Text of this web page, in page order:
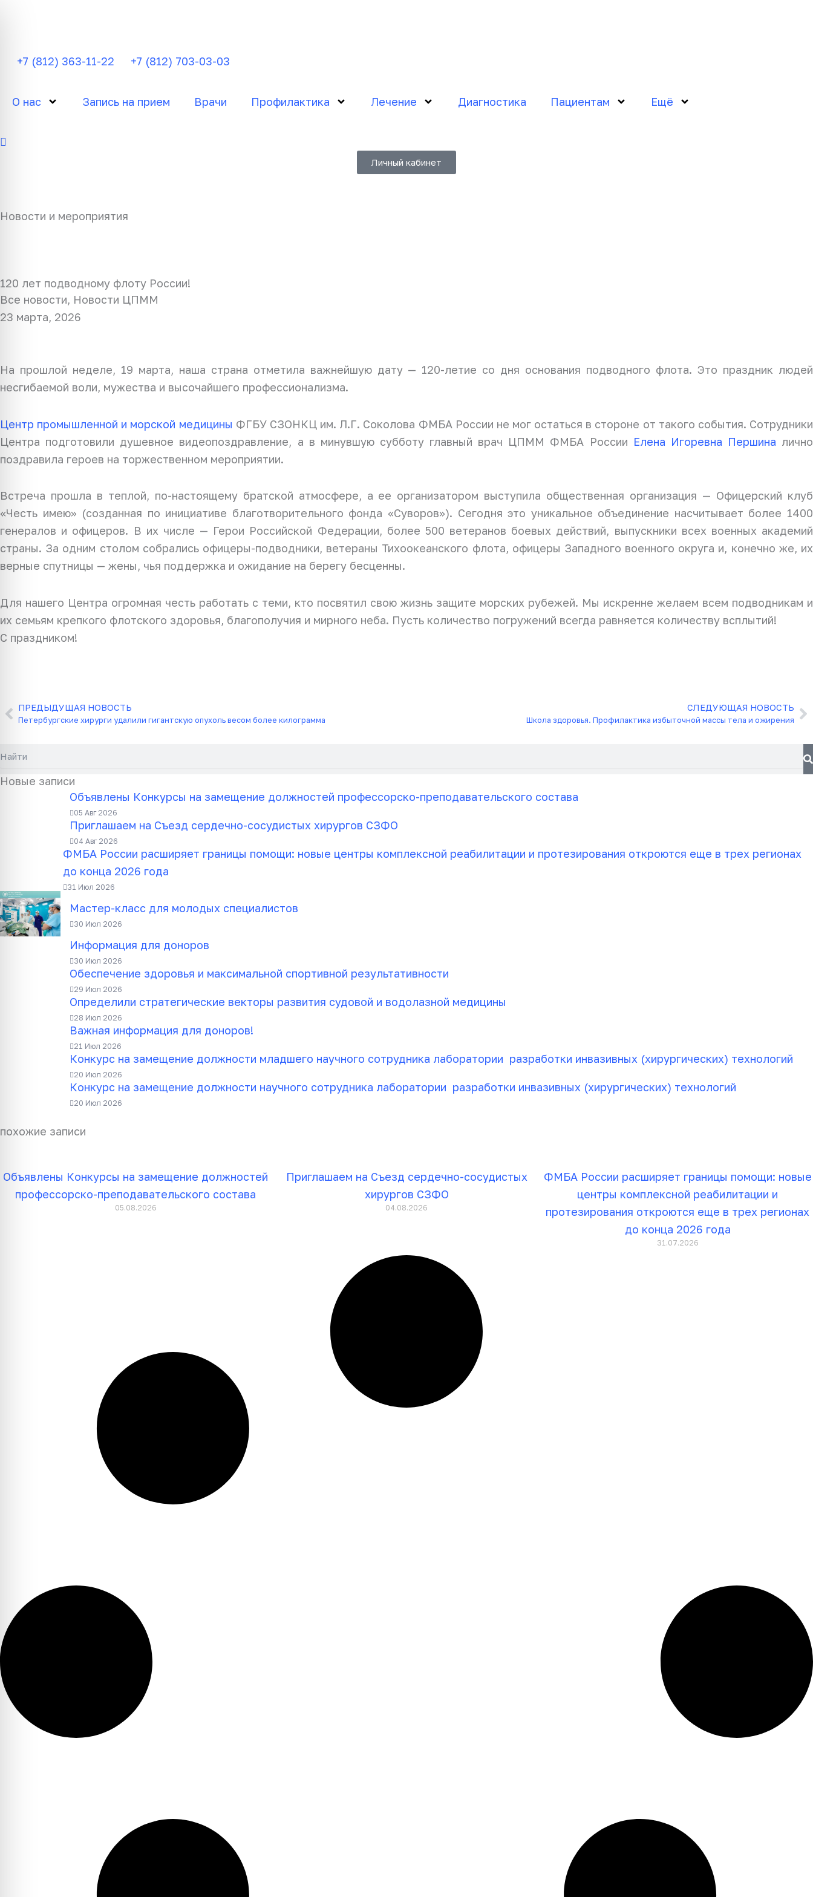
+7 (812) 363-11-22
+7 (812) 703-03-03
О нас Запись на прием Врачи Профилактика Лечение Диагностика Пациентам Ещё
Личный кабинет
Новости и мероприятия
120 лет подводному флоту России!
Все новости, Новости ЦПММ
23 марта, 2026
На прошлой неделе, 19 марта, наша страна отметила важнейшую дату — 120-летие со дня основания подводного флота. Это праздник людей
несгибаемой воли, мужества и высочайшего профессионализма.
Центр промышленной и морской медицины ФГБУ СЗОНКЦ им. Л.Г. Соколова ФМБА России не мог остаться в стороне от такого события. Сотрудники
Центра подготовили душевное видеопоздравление, а в минувшую субботу главный врач ЦПММ ФМБА России Елена Игоревна Першина лично
поздравила героев на торжественном мероприятии.
Встреча прошла в теплой, по-настоящему братской атмосфере, а ее организатором выступила общественная организация — Офицерский клуб
«Честь имею» (созданная по инициативе благотворительного фонда «Суворов»). Сегодня это уникальное объединение насчитывает более 1400
генералов и офицеров. В их числе — Герои Российской Федерации, более 500 ветеранов боевых действий, выпускники всех военных академий
страны. За одним столом собрались офицеры-подводники, ветераны Тихоокеанского флота, офицеры Западного военного округа и, конечно же, их
верные спутницы — жены, чья поддержка и ожидание на берегу бесценны.
Для нашего Центра огромная честь работать с теми, кто посвятил свою жизнь защите морских рубежей. Мы искренне желаем всем подводникам и
их семьям крепкого флотского здоровья, благополучия и мирного неба. Пусть количество погружений всегда равняется количеству всплытий!
С праздником!
Назад
ПРЕДЫДУЩАЯ НОВОСТЬ
Петербургские хирурги удалили гигантскую опухоль весом более килограмма
СЛЕДУЮЩАЯ НОВОСТЬ
Школа здоровья. Профилактика избыточной массы тела и ожирения
Новые записи
Объявлены Конкурсы на замещение должностей профессорско-преподавательского состава
05 Авг 2026
Приглашаем на Съезд сердечно-сосудистых хирургов СЗФО
04 Авг 2026
ФМБА России расширяет границы помощи: новые центры комплексной реабилитации и протезирования откроются еще в трех регионах
до конца 2026 года
31 Июл 2026
Мастер-класс для молодых специалистов
30 Июл 2026
Информация для доноров
30 Июл 2026
Обеспечение здоровья и максимальной спортивной результативности
29 Июл 2026
Определили стратегические векторы развития судовой и водолазной медицины
28 Июл 2026
Важная информация для доноров!
21 Июл 2026
Конкурс на замещение должности младшего научного сотрудника лаборатории разработки инвазивных (хирургических) технологий
20 Июл 2026
Конкурс на замещение должности научного сотрудника лаборатории разработки инвазивных (хирургических) технологий
20 Июл 2026
похожие записи
Объявлены Конкурсы на замещение должностей
профессорско-преподавательского состава
05.08.2026
Приглашаем на Съезд сердечно-сосудистых
хирургов СЗФО
04.08.2026
ФМБА России расширяет границы помощи: новые
центры комплексной реабилитации и
протезирования откроются еще в трех регионах
до конца 2026 года
31.07.2026